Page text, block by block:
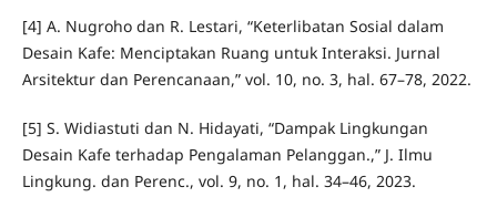
[4] A. Nugroho dan R. Lestari, “Keterlibatan Sosial dalam
Desain Kafe: Menciptakan Ruang untuk Interaksi. Jurnal
Arsitektur dan Perencanaan,” vol. 10, no. 3, hal. 67–78, 2022.
[5] S. Widiastuti dan N. Hidayati, “Dampak Lingkungan
Desain Kafe terhadap Pengalaman Pelanggan.,” J. Ilmu
Lingkung. dan Perenc., vol. 9, no. 1, hal. 34–46, 2023.